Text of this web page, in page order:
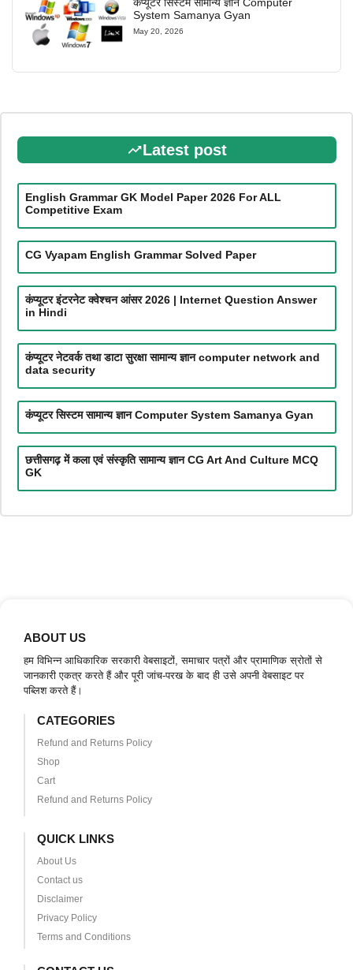
System Samanya Gyan
May 20, 2026
Latest post
English Grammar GK Model Paper 2026 For ALL
Competitive Exam
CG Vyapam English Grammar Solved Paper
कंप्यूटर इंटरनेट क्वेश्चन आंसर 2026 | Internet Question Answer
in Hindi
कंप्यूटर नेटवर्क तथा डाटा सुरक्षा सामान्य ज्ञान computer network and
data security
कंप्यूटर सिस्टम सामान्य ज्ञान Computer System Samanya Gyan
छत्तीसगढ़ में कला एवं संस्कृति सामान्य ज्ञान CG Art And Culture MCQ
GK
ABOUT US
हम विभिन्न आधिकारिक सरकारी वेबसाइटों, समाचार पत्रों और प्रामाणिक स्रोतों से
जानकारी एकत्र करते हैं और पूरी जांच-परख के बाद ही उसे अपनी वेबसाइट पर
पब्लिश करते हैं।
CATEGORIES
Refund and Returns Policy
Shop
Cart
Refund and Returns Policy
QUICK LINKS
About Us
Contact us
Disclaimer
Privacy Policy
Terms and Conditions